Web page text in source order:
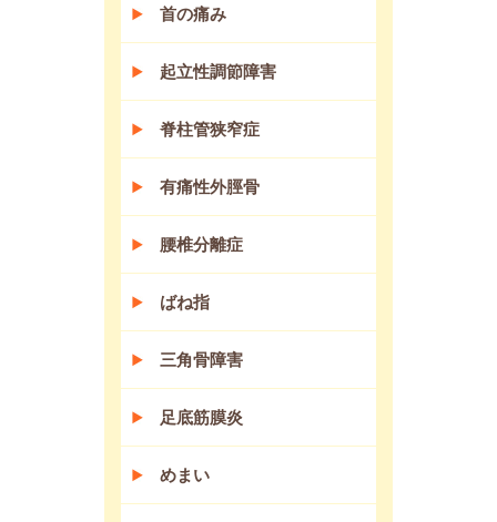
首の痛み
起立性調節障害
脊柱管狭窄症
有痛性外脛骨
腰椎分離症
ばね指
三角骨障害
足底筋膜炎
めまい